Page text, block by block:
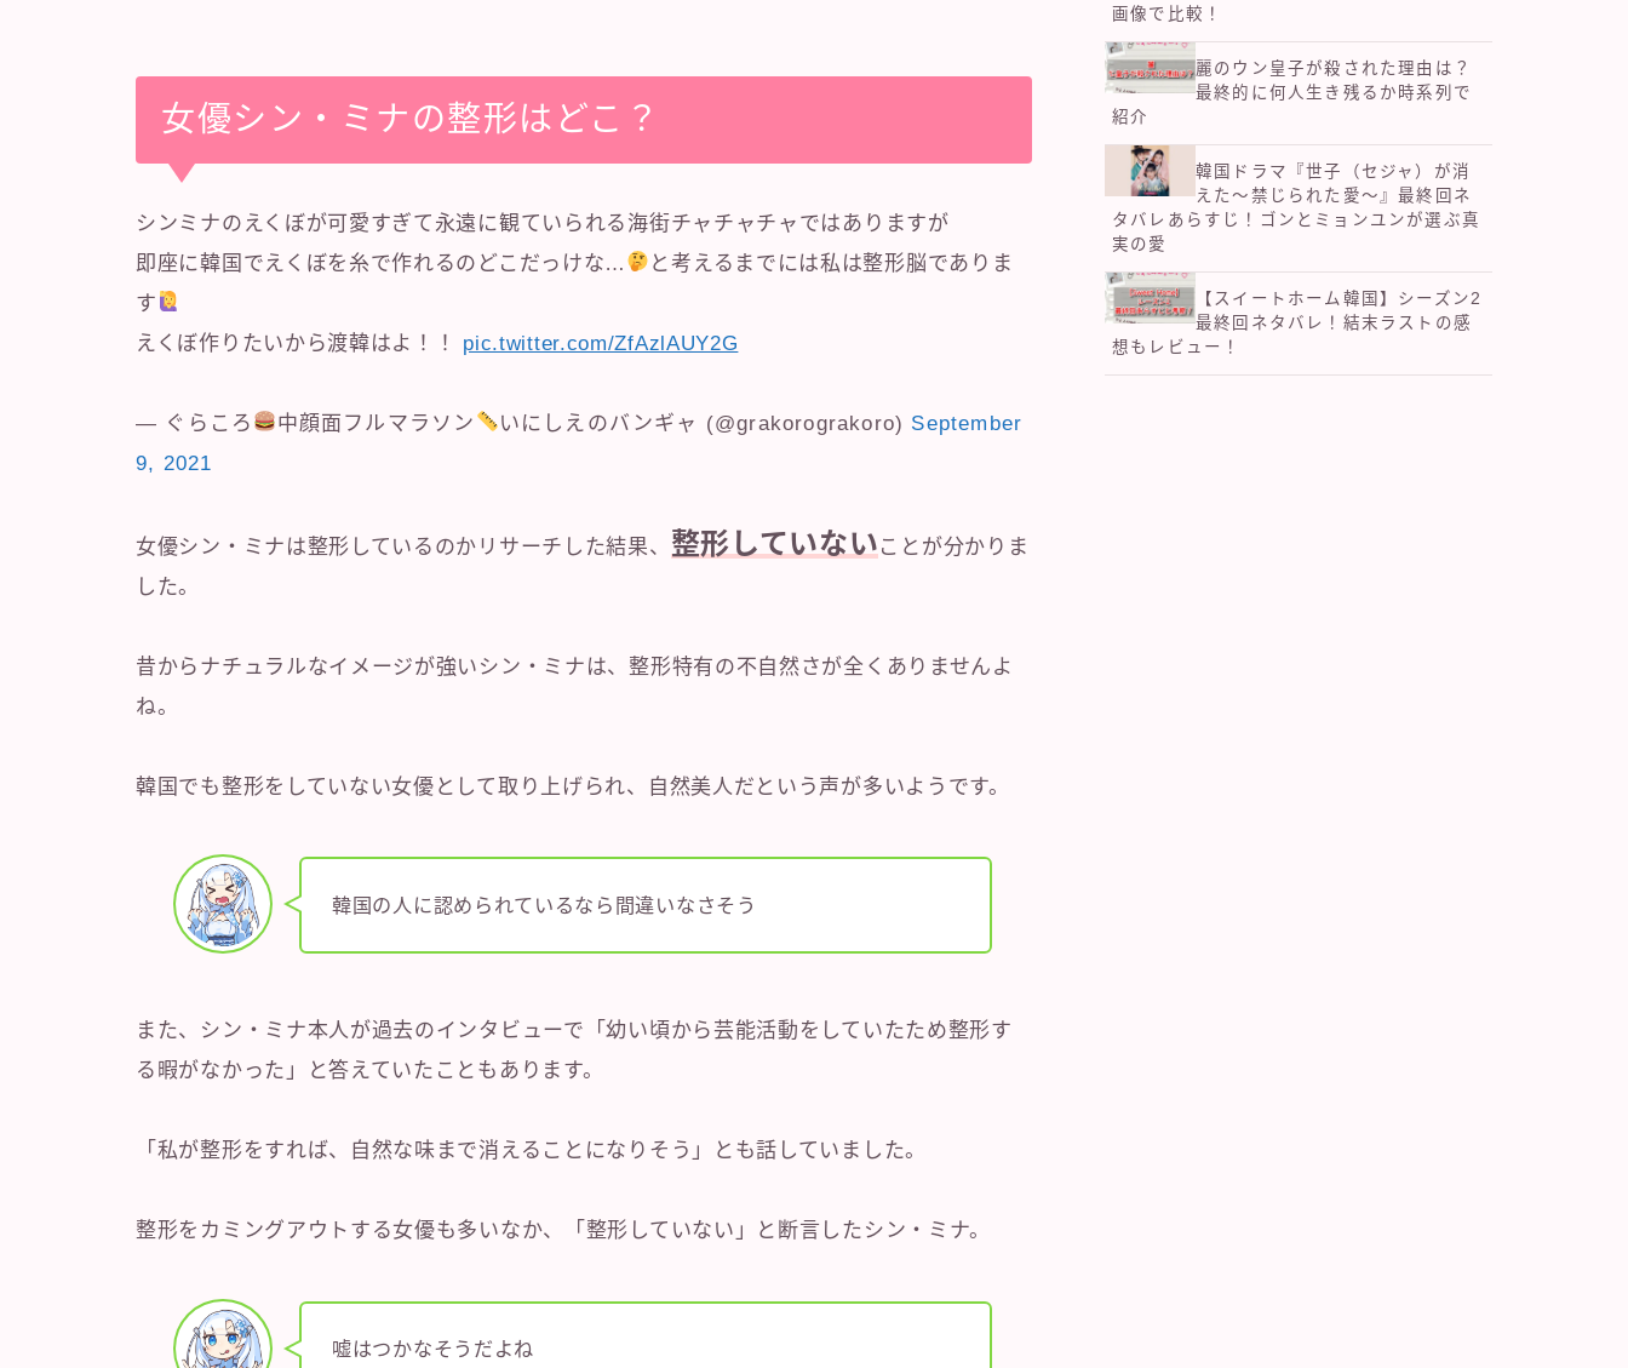
女優シン・ミナの整形はどこ？
シンミナのえくぼが可愛すぎて永遠に観ていられる海街チャチャチャではありますが
即座に韓国でえくぼを糸で作れるのどこだっけな…
と考えるまでには私は整形脳でありま
す
えくぼ作りたいから渡韓はよ！！ pic.twitter.com/ZfAzlAUY2G
— ぐらころ 中顔面フルマラソン いにしえのバンギャ (@grakorograkoro) September
9, 2021
女優シン・ミナは整形しているのかリサーチした結果、 整形していない ことが分かりま
した。
昔からナチュラルなイメージが強いシン・ミナは、整形特有の不自然さが全くありませんよ
ね。
韓国でも整形をしていない女優として取り上げられ、自然美人だという声が多いようです。
韓国の人に認められているなら間違いなさそう
また、シン・ミナ本人が過去のインタビューで「幼い頃から芸能活動をしていたため整形す
る暇がなかった」と答えていたこともあります。
「私が整形をすれば、自然な味まで消えることになりそう」とも話していました。
整形をカミングアウトする女優も多いなか、「整形していない」と断言したシン・ミナ。
嘘はつかなそうだよね
画像で比較！
麗のウン皇子が殺された理由は？
最終的に何人生き残るか時系列で
紹介
韓国ドラマ『世子（セジャ）が消
えた～禁じられた愛～』最終回ネ
タバレあらすじ！ゴンとミョンユンが選ぶ真
実の愛
【スイートホーム韓国】シーズン2
最終回ネタバレ！結末ラストの感
想もレビュー！